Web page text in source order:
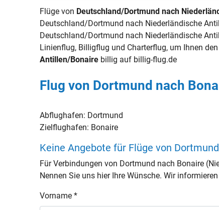
Flüge von Deutschland/Dortmund nach
Deutschland/Dortmund nach Niederländische
Deutschland/Dortmund nach Niederländische
Linienflug, Billigflug und Charterflug, um Ihnen
Antillen/Bonaire billig auf billig-flug.de
Flug von Dortmund nach
Abflughafen: Dortmund
Zielflughafen: Bonaire
Keine Angebote für Flüge von
Für Verbindungen von Dortmund nach Bonaire
Nennen Sie uns hier Ihre Wünsche. Wir
Vorname *